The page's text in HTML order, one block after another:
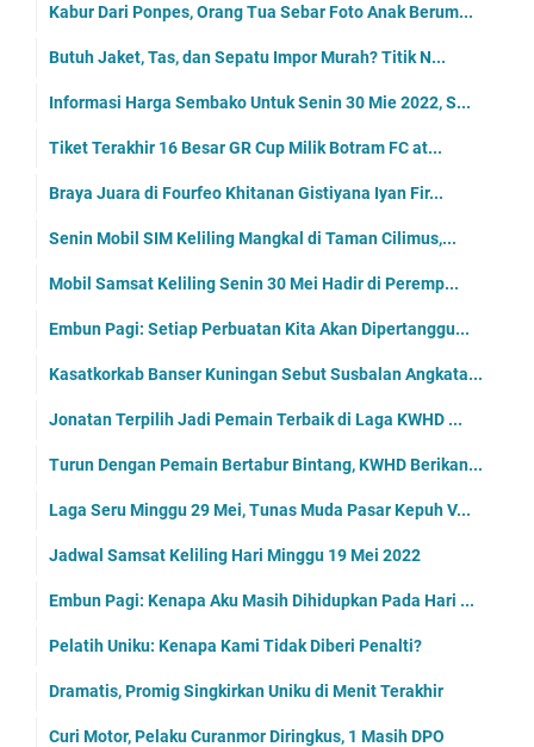
Kabur Dari Ponpes, Orang Tua Sebar Foto Anak Berum...
Butuh Jaket, Tas, dan Sepatu Impor Murah? Titik N...
Informasi Harga Sembako Untuk Senin 30 Mie 2022, S...
Tiket Terakhir 16 Besar GR Cup Milik Botram FC at...
Braya Juara di Fourfeo Khitanan Gistiyana Iyan Fir...
Senin Mobil SIM Keliling Mangkal di Taman Cilimus,...
Mobil Samsat Keliling Senin 30 Mei Hadir di Peremp...
Embun Pagi: Setiap Perbuatan Kita Akan Dipertanggu...
Kasatkorkab Banser Kuningan Sebut Susbalan Angkata...
Jonatan Terpilih Jadi Pemain Terbaik di Laga KWHD ...
Turun Dengan Pemain Bertabur Bintang, KWHD Berikan...
Laga Seru Minggu 29 Mei, Tunas Muda Pasar Kepuh V...
Jadwal Samsat Keliling Hari Minggu 19 Mei 2022
Embun Pagi: Kenapa Aku Masih Dihidupkan Pada Hari ...
Pelatih Uniku: Kenapa Kami Tidak Diberi Penalti?
Dramatis, Promig Singkirkan Uniku di Menit Terakhir
Curi Motor, Pelaku Curanmor Diringkus, 1 Masih DPO